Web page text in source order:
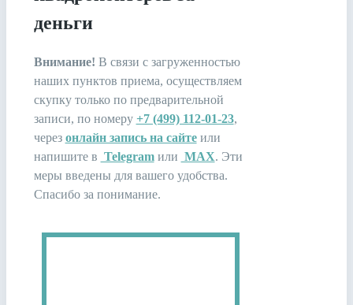
деньги
Внимание! В связи c загруженностью
наших пунктов приема, осуществляем
скупку только по предварительной
записи, по номеру +7 (499) 112-01-23,
через онлайн запись на сайтеили
напишите в Telegramили MAX. Эти
меры введены для вашего удобства.
Спасибо за понимание.